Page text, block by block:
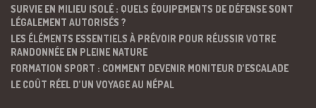
SURVIE EN MILIEU ISOLÉ : QUELS ÉQUIPEMENTS DE DÉFENSE SONT
LÉGALEMENT AUTORISÉS ?
LES ÉLÉMENTS ESSENTIELS À PRÉVOIR POUR RÉUSSIR VOTRE
RANDONNÉE EN PLEINE NATURE
FORMATION SPORT : COMMENT DEVENIR MONITEUR D’ESCALADE
LE COÛT RÉEL D’UN VOYAGE AU NÉPAL